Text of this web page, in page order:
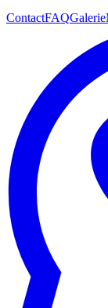
ContactFAQGalerie